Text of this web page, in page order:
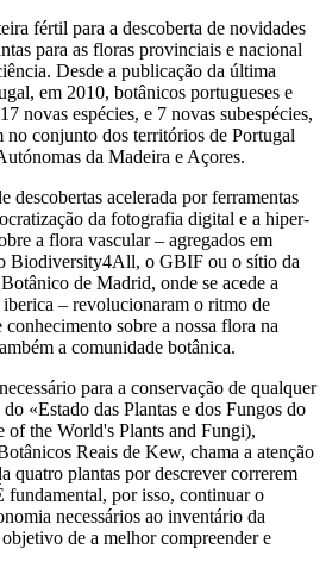
fértil para a descoberta de novidades
para as floras provinciais e nacional
Desde a publicação da última
em 2010, botânicos portugueses e
novas espécies, e 7 novas subespécies,
no conjunto dos territórios de Portugal
da Madeira e Açores.
descobertas acelerada por ferramentas
da fotografia digital e a hiper-
a flora vascular – agregados em
Biodiversity4All, o GBIF ou o sítio da
de Madrid, onde se acede a
– revolucionaram o ritmo de
sobre a nossa flora na
a comunidade botânica.
para a conservação de qualquer
«Estado das Plantas e dos Fungos do
the World's Plants and Fungi),
Reais de Kew, chama a atenção
quatro plantas por descrever correrem
fundamental, por isso, continuar o
necessários ao inventário da
de a melhor compreender e